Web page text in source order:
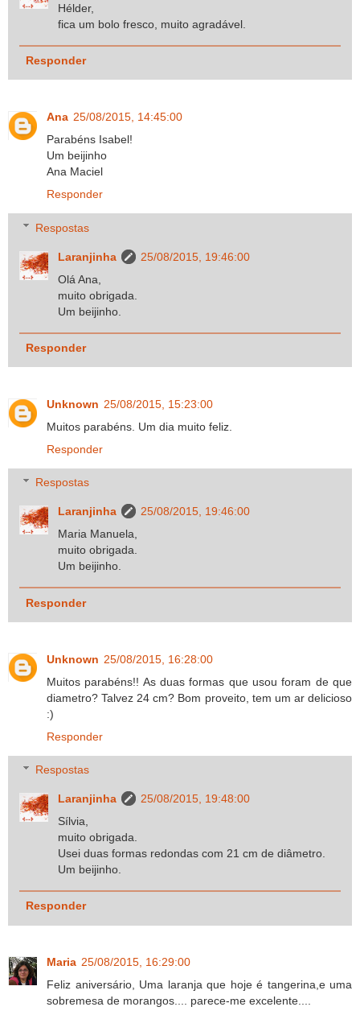
Hélder,
fica um bolo fresco, muito agradável.
Responder
Ana 25/08/2015, 14:45:00
Parabéns Isabel!
Um beijinho
Ana Maciel
Responder
Respostas
Laranjinha
25/08/2015, 19:46:00
Olá Ana,
muito obrigada.
Um beijinho.
Responder
Unknown 25/08/2015, 15:23:00
Muitos parabéns. Um dia muito feliz.
Responder
Respostas
Laranjinha
25/08/2015, 19:46:00
Maria Manuela,
muito obrigada.
Um beijinho.
Responder
Unknown 25/08/2015, 16:28:00
Muitos parabéns!! As duas formas que usou foram de que
diametro? Talvez 24 cm? Bom proveito, tem um ar delicioso
:)
Responder
Respostas
Laranjinha
25/08/2015, 19:48:00
Sílvia,
muito obrigada.
Usei duas formas redondas com 21 cm de diâmetro.
Um beijinho.
Responder
Maria 25/08/2015, 16:29:00
Feliz aniversário, Uma laranja que hoje é tangerina,e uma
sobremesa de morangos.... parece-me excelente....